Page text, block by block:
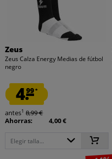
Zeus
Zeus Calza Energy Medias de fútbol
negro
4.99*
antes1 8,99 €
Ahorras:
4,00 €
Elegir talla...